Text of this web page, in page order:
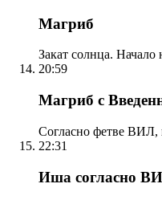
Магриб
Закат солнца.
20:59
Магриб с
Согласно фетве ВИЛ,
22:31
Иша согласно